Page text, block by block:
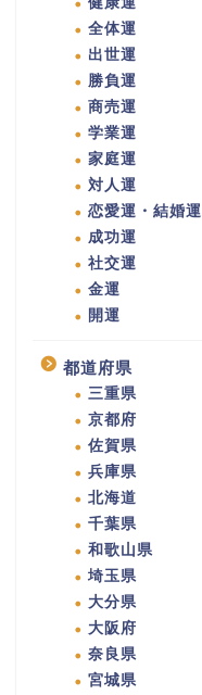
全体運
出世運
勝負運
商売運
学業運
家庭運
対人運
恋愛運・結婚運
成功運
社交運
金運
開運
都道府県
三重県
京都府
佐賀県
兵庫県
北海道
千葉県
和歌山県
埼玉県
大分県
大阪府
奈良県
宮城県